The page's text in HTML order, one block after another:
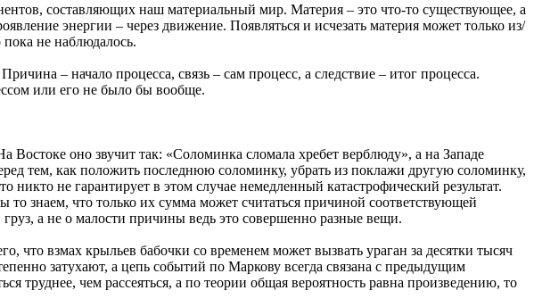
составляющих наш материальный мир. Материя – это что-то существующее, а
энергии – через движение. Появляться и исчезать материя может только из/
не наблюдалось.
– начало процесса, связь – сам процесс, а следствие – итог процесса.
или его не было бы вообще.
Востоке оно звучит так: «Соломинка сломала хребет верблюду», а на Западе
тем, как положить последнюю соломинку, убрать из поклажи другую соломинку,
не гарантирует в этом случае немедленный катастрофический результат.
знаем, что только их сумма может считаться причиной соответствующей
а не о малости причины ведь это совершенно разные вещи.
что взмах крыльев бабочки со временем может вызвать ураган за десятки тысяч
затухают, а цепь событий по Маркову всегда связана с предыдущим
труднее, чем рассеяться, а по теории общая вероятность равна произведению, то